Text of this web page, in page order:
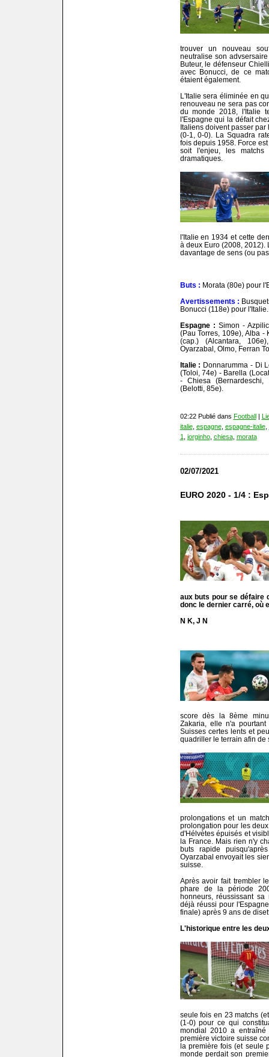
trouver un nouveau
neutralise son
Buteur, le défenseur
avec Bonucci, de ce
étaient également.
L'Italie sera éliminée en
renouveau ne sera pas
du monde 2018, l'Italie
l'Espagne qui la défait
Italiens doivent passer
(0-1, 0-0). La Squadra
fois depuis 1958. Force
soit l'enjeu, les matchs
dramatiques.
l'Italie en 1934 et cette
à deux Euro (2008, 2012).
davantage de sens (ou
Buts : Morata (80e) pour
Avertissements :
Bonucci (118e) pour l'Italie.
Espagne : Simon -
(Pau Torres, 109e), Alba -
(cap.) (Alcantara,
Oyarzabal, Olmo, Ferran
Italie : Donnarumma - Di
(Toloi, 74e) - Barella
- Chiesa (Bernardeschi,
(Belotti, 85e).
02:22 Publié dans Football|
italie, espagne, espagne-italie,
1
jorginho, chiesa, morata
02/07/2021
EURO 2020 - 1/4 :
aux buts pour se défaire
donc le dernier carré, où
N K, J N
score dès la 8ème
Zakaria, elle n'a
Suisses certes lents et
quadriller le terrain afin de
prolongations et un
prolongation pour les
d'Hélvètes épuisés et
la France. Mais rien n'y
buts rapide
Oyarzabal envoyait les
suisse.
Après avoir fait trembler
phare de la période
honneurs, réussissant
déjà réussi pour
finale) après 9 ans de
L'historique entre les
seule fois en 23 matchs
(1-0) pour ce qui
mondial 2010 a
première victoire suisse
la première fois (et seule
monde perdait son